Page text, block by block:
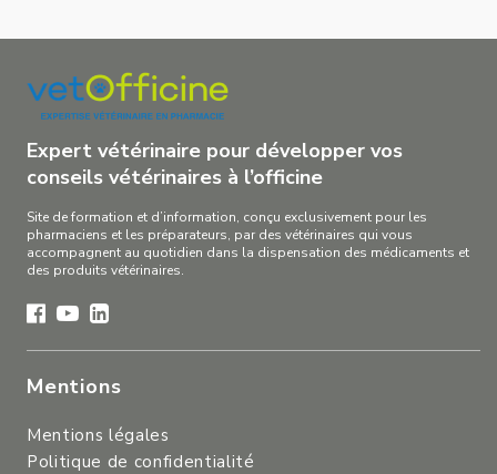
Expert vétérinaire pour développer vos
conseils vétérinaires à l’officine
Site de formation et d’information, conçu exclusivement pour les
pharmaciens et les préparateurs, par des vétérinaires qui vous
accompagnent au quotidien dans la dispensation des médicaments et
des produits vétérinaires.
Mentions
Mentions légales
Politique de confidentialité